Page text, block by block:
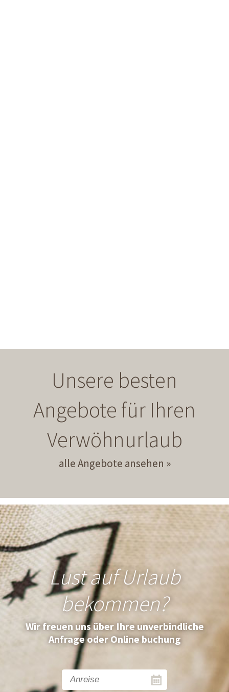
Unsere besten
Angebote für Ihren
Verwöhnurlaub
alle Angebote ansehen
Lust auf Urlaub
bekommen?
Wir freuen uns über Ihre unverbindliche
Anfrage oder Online buchung